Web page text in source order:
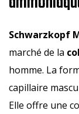
Schwarzkopf
marché de la
homme. La
capillaire
Elle offre une